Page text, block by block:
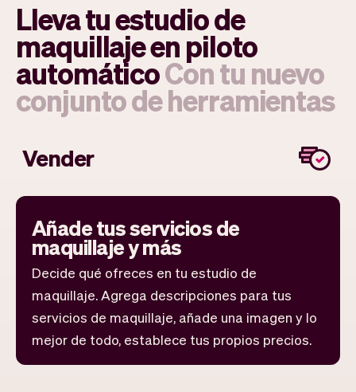
Lleva tu estudio de
maquillaje en piloto
automáticoCon tu nuevo
conjunto de herramientas
Vender
Añade tus servicios de
maquillaje y más
Decide qué ofreces en tu estudio de
maquillaje. Agrega descripciones para tus
servicios de maquillaje, añade una imagen y lo
mejor de todo, establece tus propios precios.